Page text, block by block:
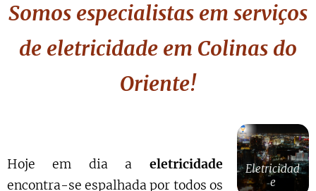
Somos especialistas em serviços
de eletricidade em Colinas do
Oriente!
Eletricidad
e
Hoje em dia a eletricidade
encontra-se espalhada por todos os